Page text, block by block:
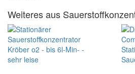
Weiteres aus